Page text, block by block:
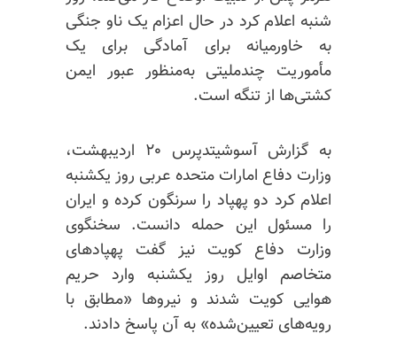
شنبه اعلام کرد در حال اعزام یک ناو جنگی
به خاورمیانه برای آمادگی برای یک
مأموریت چندملیتی به‌منظور عبور ایمن
کشتی‌ها از تنگه است.
به گزارش آسوشیتدپرس ۲۰ اردیبهشت،
وزارت دفاع امارات متحده عربی روز یکشنبه
اعلام کرد دو پهپاد را سرنگون کرده و ایران
را مسئول این حمله دانست. سخنگوی
وزارت دفاع کویت نیز گفت پهپادهای
متخاصم اوایل روز یکشنبه وارد حریم
هوایی کویت شدند و نیروها «مطابق با
رویه‌های تعیین‌شده» به آن پاسخ دادند.